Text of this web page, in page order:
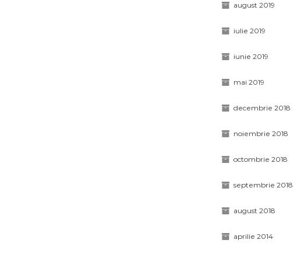
august 2019
iulie 2019
iunie 2019
mai 2019
decembrie 2018
noiembrie 2018
octombrie 2018
septembrie 2018
august 2018
aprilie 2014